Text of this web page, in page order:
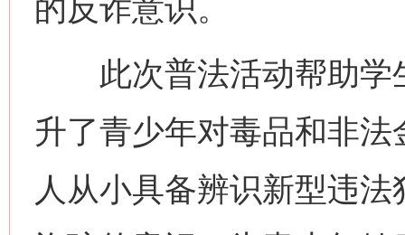
的反诈意识。
此次普法活动帮助学
升了青少年对毒品和非
人从小具备辨识新型违